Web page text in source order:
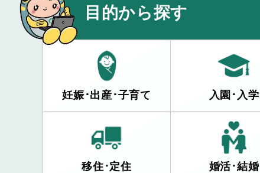
目的から探す
妊娠･出産･子育て 入園･入学
移住･定住 婚活･結婚